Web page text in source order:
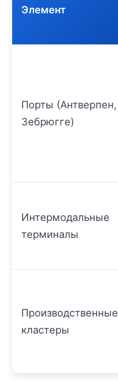
Элемент
Порты (Антверпен,
Зебрюгге)
Интермодальные
терминалы
Производственные
кластеры